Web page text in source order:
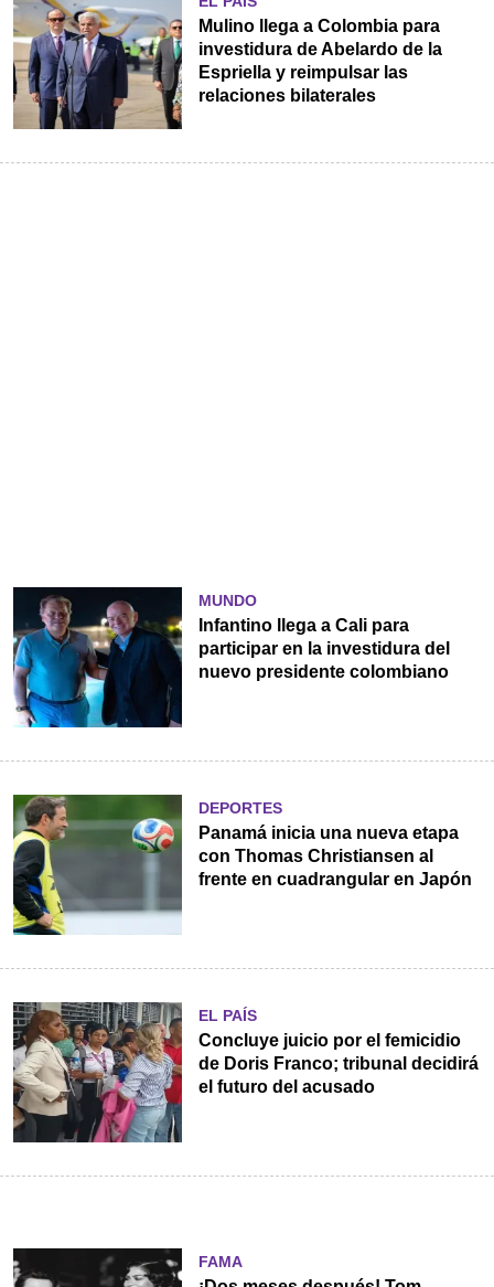
Mulino llega a Colombia para
investidura de Abelardo de la
Espriella y reimpulsar las
relaciones bilaterales
MUNDO
Infantino llega a Cali para
participar en la investidura del
nuevo presidente colombiano
DEPORTES
Panamá inicia una nueva etapa
con Thomas Christiansen al
frente en cuadrangular en Japón
EL PAÍS
Concluye juicio por el femicidio
de Doris Franco; tribunal decidirá
el futuro del acusado
FAMA